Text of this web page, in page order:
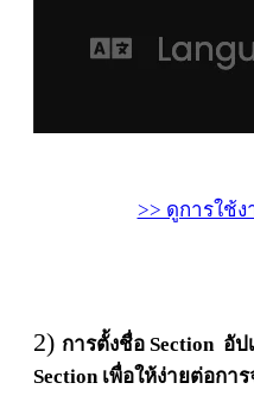
>> ดูการใช้
2) การตั้งชื่อ Section อัป
Section เพื่อให้ง่ายต่อกา